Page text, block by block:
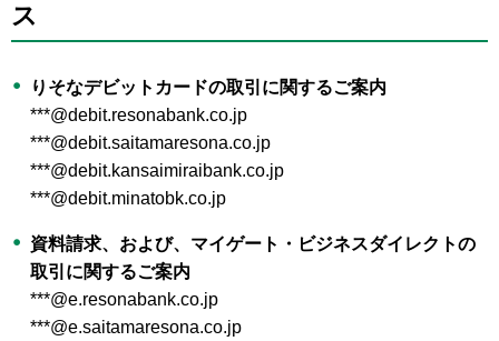
ス
りそなデビットカードの取引に関するご案内
***@debit.resonabank.co.jp
***@debit.saitamaresona.co.jp
***@debit.kansaimiraibank.co.jp
***@debit.minatobk.co.jp
資料請求、および、マイゲート・ビジネスダイレクトの
取引に関するご案内
***@e.resonabank.co.jp
***@e.saitamaresona.co.jp